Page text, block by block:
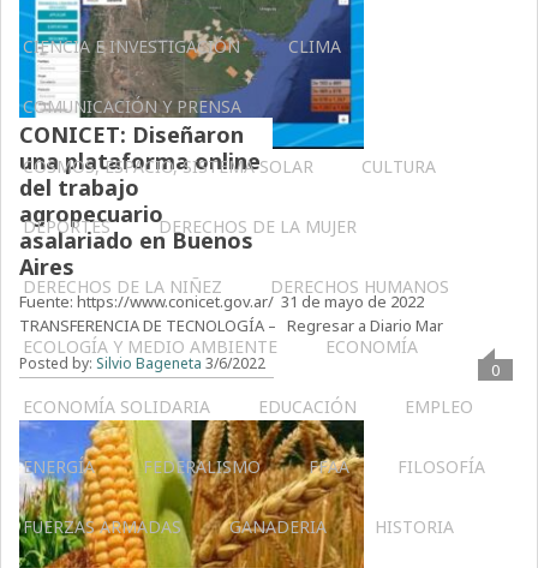
CIENCIA E INVESTIGACIÓN CLIMA
COMUNICACIÓN Y PRENSA
COSMOS, ESPACIO, SISTEMA SOLAR CULTURA
DEPORTES DERECHOS DE LA MUJER
DERECHOS DE LA NIÑEZ DERECHOS HUMANOS
ECOLOGÍA Y MEDIO AMBIENTE ECONOMÍA
ECONOMÍA SOLIDARIA EDUCACIÓN EMPLEO
ENERGÍA FEDERALISMO FFAA FILOSOFÍA
FUERZAS ARMADAS GANADERIA HISTORIA
CONICET: Diseñaron
una plataforma online
del trabajo
agropecuario
asalariado en Buenos
Aires
Fuente: https://www.conicet.gov.ar/ 31 de mayo de 2022
TRANSFERENCIA DE TECNOLOGÍA – Regresar a Diario Mar
Posted by: Silvio Bageneta 3/6/2022 0